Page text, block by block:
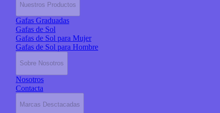
Nuestros Productos
Gafas Graduadas
Gafas de Sol
Gafas de Sol para Mujer
Gafas de Sol para Hombre
Sobre Nosotros
Nosotros
Contacta
Marcas Desctacadas